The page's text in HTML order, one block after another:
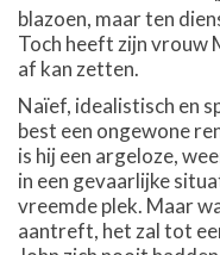
blazoen, maar ten
Toch heeft zijn vrouw
af kan zetten.
Naïef, idealistisch en
best een ongewone
is hij een argeloze,
in een gevaarlijke
vreemde plek. Maar
aantreft, het zal tot